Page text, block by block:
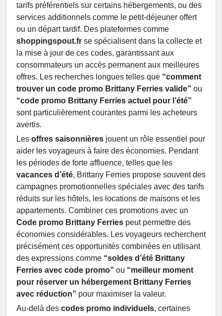
tarifs préférentiels sur certains hébergements, ou des
services additionnels comme le petit-déjeuner offert
ou un départ tardif. Des plateformes comme
shoppingspout.fr se spécialisent dans la collecte et
la mise à jour de ces codes, garantissant aux
consommateurs un accès permanent aux meilleures
offres. Les recherches longues telles que “comment
trouver un code promo Brittany Ferries valide” ou
“code promo Brittany Ferries actuel pour l’été”
sont particulièrement courantes parmi les acheteurs
avertis.
Les offres saisonnières jouent un rôle essentiel pour
aider les voyageurs à faire des économies. Pendant
les périodes de forte affluence, telles que les
vacances d’été, Brittany Ferries propose souvent des
campagnes promotionnelles spéciales avec des tarifs
réduits sur les hôtels, les locations de maisons et les
appartements. Combiner ces promotions avec un
Code promo Brittany Ferries peut permettre des
économies considérables. Les voyageurs recherchent
précisément ces opportunités combinées en utilisant
des expressions comme “soldes d’été Brittany
Ferries avec code promo” ou “meilleur moment
pour réserver un hébergement Brittany Ferries
avec réduction” pour maximiser la valeur.
Au-delà des codes promo individuels, certaines